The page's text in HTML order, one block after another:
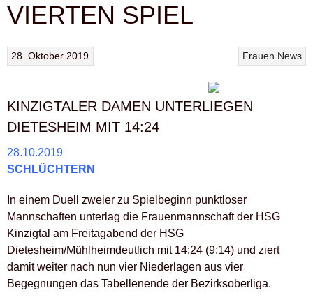
VIERTEN SPIEL
Frauen News
28. Oktober 2019
KINZIGTALER DAMEN UNTERLIEGEN
DIETESHEIM MIT 14:24
28.10.2019
SCHLÜCHTERN
In einem Duell zweier zu Spielbeginn punktloser
Mannschaften unterlag die Frauenmannschaft der HSG
Kinzigtal am Freitagabend der HSG
Dietesheim/Mühlheimdeutlich mit 14:24 (9:14) und ziert
damit weiter nach nun vier Niederlagen aus vier
Begegnungen das Tabellenende der Bezirksoberliga.